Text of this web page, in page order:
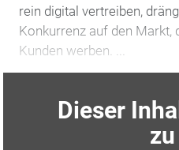
rein digital vertreiben,
Konkurrenz auf den Markt,
Kunden werben. ...
Dieser
zu